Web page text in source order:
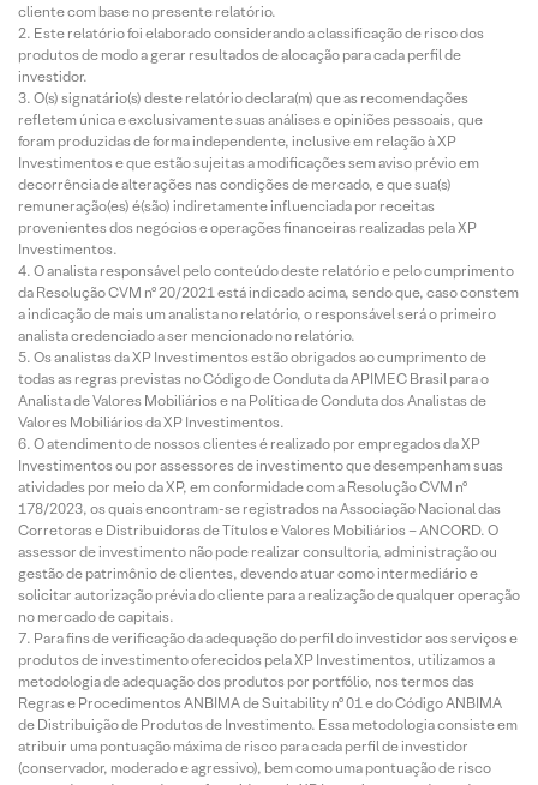
cliente com base no presente relatório.
Este relatório foi elaborado considerando a classificação de risco dos
produtos de modo a gerar resultados de alocação para cada perfil de
investidor.
O(s) signatário(s) deste relatório declara(m) que as recomendações
refletem única e exclusivamente suas análises e opiniões pessoais, que
foram produzidas de forma independente, inclusive em relação à XP
Investimentos e que estão sujeitas a modificações sem aviso prévio em
decorrência de alterações nas condições de mercado, e que sua(s)
remuneração(es) é(são) indiretamente influenciada por receitas
provenientes dos negócios e operações financeiras realizadas pela XP
Investimentos.
O analista responsável pelo conteúdo deste relatório e pelo cumprimento
da Resolução CVM nº 20/2021 está indicado acima, sendo que, caso constem
a indicação de mais um analista no relatório, o responsável será o primeiro
analista credenciado a ser mencionado no relatório.
Os analistas da XP Investimentos estão obrigados ao cumprimento de
todas as regras previstas no Código de Conduta da APIMEC Brasil para o
Analista de Valores Mobiliários e na Política de Conduta dos Analistas de
Valores Mobiliários da XP Investimentos.
O atendimento de nossos clientes é realizado por empregados da XP
Investimentos ou por assessores de investimento que desempenham suas
atividades por meio da XP, em conformidade com a Resolução CVM nº
178/2023, os quais encontram-se registrados na Associação Nacional das
Corretoras e Distribuidoras de Títulos e Valores Mobiliários – ANCORD. O
assessor de investimento não pode realizar consultoria, administração ou
gestão de patrimônio de clientes, devendo atuar como intermediário e
solicitar autorização prévia do cliente para a realização de qualquer operação
no mercado de capitais.
Para fins de verificação da adequação do perfil do investidor aos serviços e
produtos de investimento oferecidos pela XP Investimentos, utilizamos a
metodologia de adequação dos produtos por portfólio, nos termos das
Regras e Procedimentos ANBIMA de Suitability nº 01 e do Código ANBIMA
de Distribuição de Produtos de Investimento. Essa metodologia consiste em
atribuir uma pontuação máxima de risco para cada perfil de investidor
(conservador, moderado e agressivo), bem como uma pontuação de risco